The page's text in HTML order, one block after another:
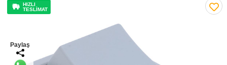
HIZLI
TESLİMAT
Paylaş